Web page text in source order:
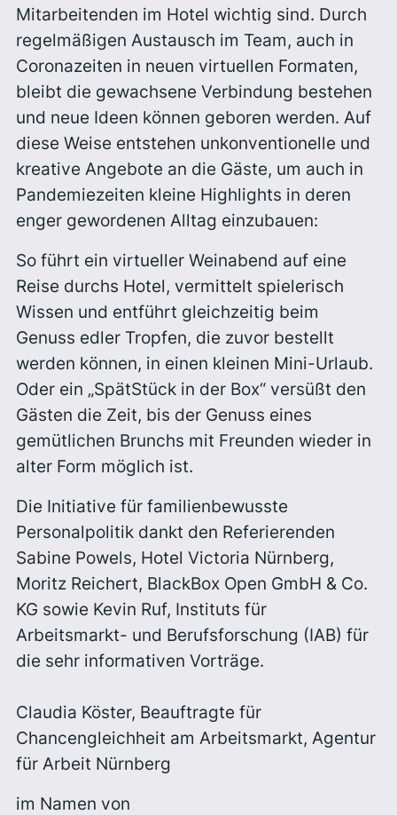
Mitarbeitenden im Hotel wichtig sind. Durch
regelmäßigen Austausch im Team, auch in
Coronazeiten in neuen virtuellen Formaten,
bleibt die gewachsene Verbindung bestehen
und neue Ideen können geboren werden. Auf
diese Weise entstehen unkonventionelle und
kreative Angebote an die Gäste, um auch in
Pandemiezeiten kleine Highlights in deren
enger gewordenen Alltag einzubauen:
So führt ein virtueller Weinabend auf eine
Reise durchs Hotel, vermittelt spielerisch
Wissen und entführt gleichzeitig beim
Genuss edler Tropfen, die zuvor bestellt
werden können, in einen kleinen Mini-Urlaub.
Oder ein „SpätStück in der Box“ versüßt den
Gästen die Zeit, bis der Genuss eines
gemütlichen Brunchs mit Freunden wieder in
alter Form möglich ist.
Die Initiative für familienbewusste
Personalpolitik dankt den Referierenden
Sabine Powels, Hotel Victoria Nürnberg,
Moritz Reichert, BlackBox Open GmbH & Co.
KG sowie Kevin Ruf, Instituts für
Arbeitsmarkt- und Berufsforschung (IAB) für
die sehr informativen Vorträge.
Claudia Köster, Beauftragte für
Chancengleichheit am Arbeitsmarkt, Agentur
für Arbeit Nürnberg
im Namen von